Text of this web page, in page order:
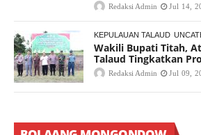
Redaksi Admin Jul 14,
KEPULAUAN TALAUD
Wakili Bupati Titah,
Talaud Tingkatkan
Redaksi Admin Jul 09,